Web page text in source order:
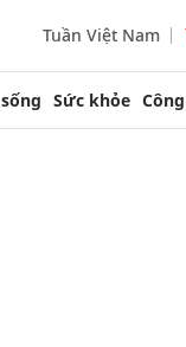
Tuần Việt Nam
Sức khỏe